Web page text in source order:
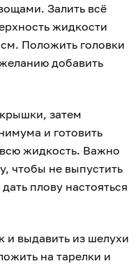
Залить всё
жидкости
Положить головки
добавить
затем
и готовить
жидкость. Важно
чтобы не выпустить
плову настояться
и выдавить из шелухи
на тарелки и